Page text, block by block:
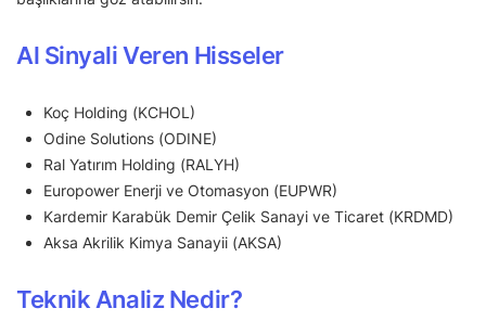
Al Sinyali Veren Hisseler
Koç Holding (KCHOL)
Odine Solutions (ODINE)
Ral Yatırım Holding (RALYH)
Europower Enerji ve Otomasyon (EUPWR)
Kardemir Karabük Demir Çelik Sanayi ve Ticaret (KRDMD)
Aksa Akrilik Kimya Sanayii (AKSA)
Teknik Analiz Nedir?